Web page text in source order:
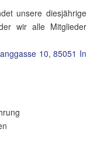
unsere diesjährige
wir alle Mitglieder
10, 85051 In